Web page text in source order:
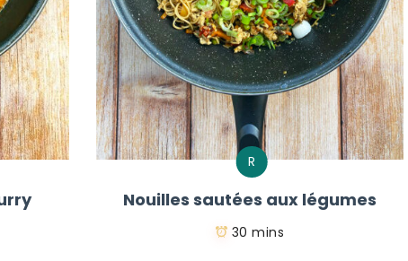
R
Nouilles sautées aux légumes
30 mins